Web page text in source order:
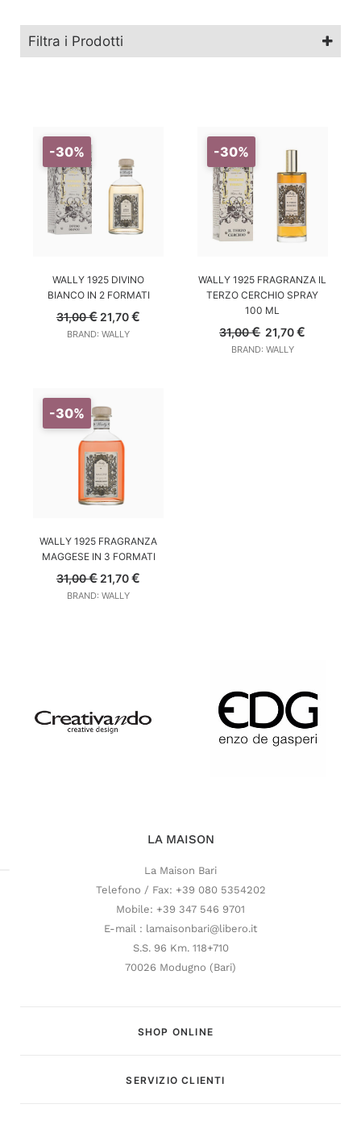
Wally 1925
Filtra i Prodotti
-30%
SCEGLI
WALLY 1925 DIVINO
BIANCO IN 2 FORMATI
31,00€ 21,70€
BRAND: WALLY
-30%
AGGIUNGI AL CARRELLO
WALLY 1925 FRAGRANZA IL
TERZO CERCHIO SPRAY
100 ML
31,00€ Il
prezzo
originale
21,70€
BRAND: WALLY
-30%
SCEGLI
WALLY 1925 FRAGRANZA
MAGGESE IN 3 FORMATI
31,00€ 21,70€
BRAND: WALLY
LA MAISON
La Maison Bari
Telefono / Fax: +39 080 5354202
Mobile: +39 347 546 9701
E-mail : lamaisonbari@libero.it
S.S. 96 Km. 118+710
70026 Modugno (Bari)
SHOP ONLINE
SERVIZIO CLIENTI